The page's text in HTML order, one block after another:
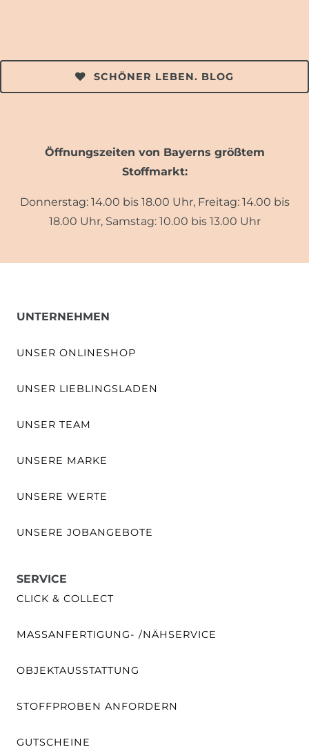
SCHÖNER LEBEN. BLOG
Öffnungszeiten von Bayerns größtem
Stoffmarkt:
Donnerstag: 14.00 bis 18.00 Uhr, Freitag: 14.00 bis
18.00 Uhr, Samstag: 10.00 bis 13.00 Uhr
UNTERNEHMEN
UNSER ONLINESHOP
UNSER LIEBLINGSLADEN
UNSER TEAM
UNSERE MARKE
UNSERE WERTE
UNSERE JOBANGEBOTE
SERVICE
CLICK & COLLECT
MASSANFERTIGUNG- /NÄHSERVICE
OBJEKTAUSSTATTUNG
STOFFPROBEN ANFORDERN
GUTSCHEINE